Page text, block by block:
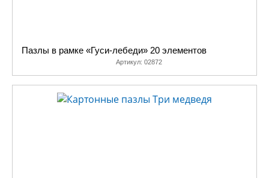
Пазлы в рамке «Гуси-лебеди» 20 элементов
Артикул: 02872